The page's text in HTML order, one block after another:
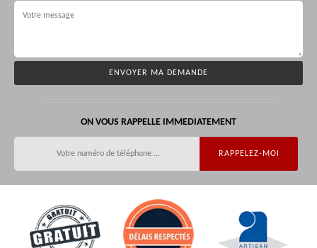
ON VOUS RAPPELLE IMMEDIATEMENT